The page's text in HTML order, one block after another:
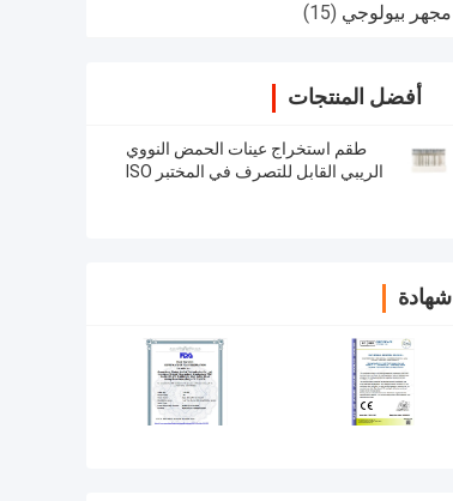
مجهر بيولوجي (15)
أفضل المنتجات
طقم استخراج عينات الحمض النووي
الريبي القابل للتصرف في المختبر ISO
شهادة